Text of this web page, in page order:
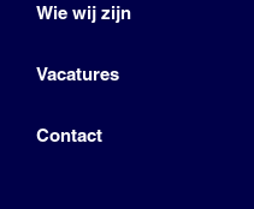
Wie wij zijn
Vacatures
Contact